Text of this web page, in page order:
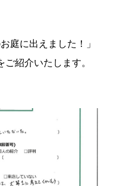
庭に出えました！」
紹介いたします。